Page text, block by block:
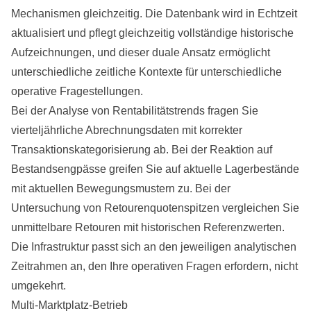
Mechanismen gleichzeitig. Die Datenbank wird in Echtzeit
aktualisiert und pflegt gleichzeitig vollständige historische
Aufzeichnungen, und dieser duale Ansatz ermöglicht
unterschiedliche zeitliche Kontexte für unterschiedliche
operative Fragestellungen.
Bei der Analyse von Rentabilitätstrends fragen Sie
vierteljährliche Abrechnungsdaten mit korrekter
Transaktionskategorisierung ab. Bei der Reaktion auf
Bestandsengpässe greifen Sie auf aktuelle Lagerbestände
mit aktuellen Bewegungsmustern zu. Bei der
Untersuchung von Retourenquotenspitzen vergleichen Sie
unmittelbare Retouren mit historischen Referenzwerten.
Die Infrastruktur passt sich an den jeweiligen analytischen
Zeitrahmen an, den Ihre operativen Fragen erfordern, nicht
umgekehrt.
Multi-Marktplatz-Betrieb